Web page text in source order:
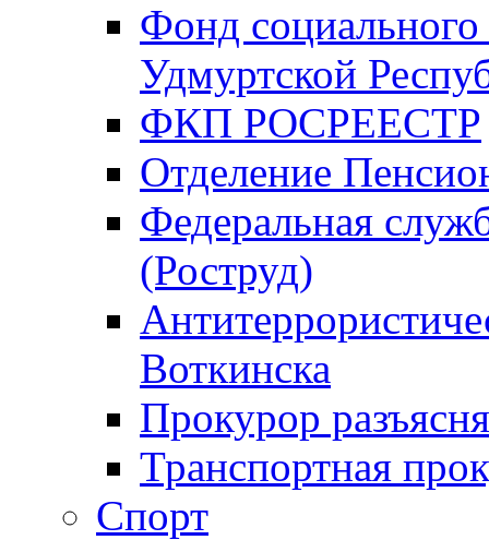
Фонд
Удмуртской
ФКП РОСРЕЕСТР
Отделение
Федеральная
(Роструд)
Воткинска
Прокурор
Транспортная
Спорт